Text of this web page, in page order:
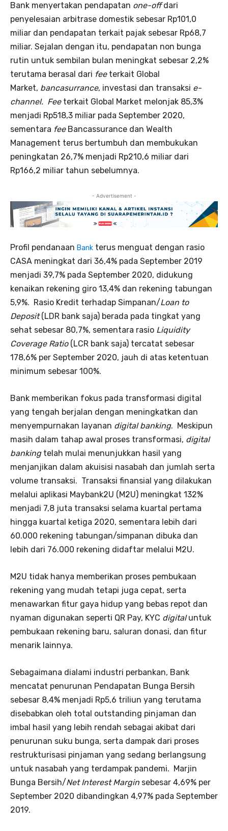
Bank menyertakan pendapatan one-offdari
penyelesaian arbitrase domestik sebesar Rp101,0
miliar dan pendapatan terkait pajak sebesar Rp68,7
miliar. Sejalan dengan itu, pendapatan non bunga
rutin untuk sembilan bulan meningkat sebesar 2,2%
terutama berasal dari feeterkait Global
Market, bancasurrance, investasi dan transaksi e-
channel. Feeterkait Global Market melonjak 85,3%
menjadi Rp518,3 miliar pada September 2020,
sementara feeBancassurance dan Wealth
Management terus bertumbuh dan membukukan
peningkatan 26,7% menjadi Rp210,6 miliar dari
Rp166,2 miliar tahun sebelumnya.
- Advertisement -
Profil pendanaan Bank terus menguat dengan rasio
CASA meningkat dari 36,4% pada September 2019
menjadi 39,7% pada September 2020, didukung
kenaikan rekening giro 13,4% dan rekening tabungan
5,9%. Rasio Kredit terhadap Simpanan/Loan to
Deposit(LDR bank saja) berada pada tingkat yang
sehat sebesar 80,7%, sementara rasio Liquidity
Coverage Ratio (LCR bank saja) tercatat sebesar
178,6% per September 2020, jauh di atas ketentuan
minimum sebesar 100%.
Bank memberikan fokus pada transformasi digital
yang tengah berjalan dengan meningkatkan dan
menyempurnakan layanan digital banking. Meskipun
masih dalam tahap awal proses transformasi, digital
bankingtelah mulai menunjukkan hasil yang
menjanjikan dalam akuisisi nasabah dan jumlah serta
volume transaksi. Transaksi finansial yang dilakukan
melalui aplikasi Maybank2U (M2U) meningkat 132%
menjadi 7,8 juta transaksi selama kuartal pertama
hingga kuartal ketiga 2020, sementara lebih dari
60.000 rekening tabungan/simpanan dibuka dan
lebih dari 76.000 rekening didaftar melalui M2U.
M2U tidak hanya memberikan proses pembukaan
rekening yang mudah tetapi juga cepat, serta
menawarkan fitur gaya hidup yang bebas repot dan
nyaman digunakan seperti QR Pay, KYC digitaluntuk
pembukaan rekening baru, saluran donasi, dan fitur
menarik lainnya.
Sebagaimana dialami industri perbankan, Bank
mencatat penurunan Pendapatan Bunga Bersih
sebesar 8,4% menjadi Rp5,6 triliun yang terutama
disebabkan oleh total outstanding pinjaman dan
imbal hasil yang lebih rendah sebagai akibat dari
penurunan suku bunga, serta dampak dari proses
restrukturisasi pinjaman yang sedang berlangsung
untuk nasabah yang terdampak pandemi. Marjin
Bunga Bersih/Net Interest Margin sebesar 4,69% per
September 2020 dibandingkan 4,97% pada September
2019.